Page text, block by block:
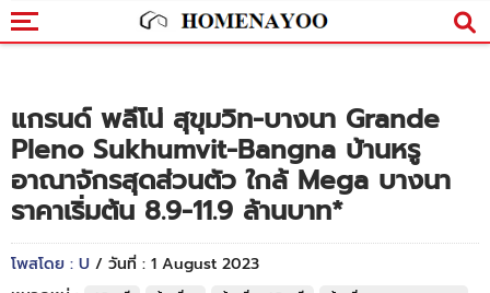
แกรนด์ พลีโน่ สุขุมวิท-บางนา Grande
Pleno Sukhumvit-Bangna บ้านหรู
อาณาจักรสุดส่วนตัว ใกล้ Mega บางนา
ราคาเริ่มต้น 8.9-11.9 ล้านบาท*
โพสโดย : U / วันที่ : 1 August 2023